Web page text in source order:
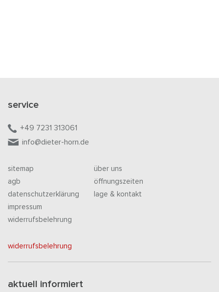
service
+49 7231 313061
info@dieter-horn.de
sitemap
agb
datenschutzerklärung
impressum
widerrufsbelehrung
über uns
öffnungszeiten
lage & kontakt
widerrufsbelehrung
aktuell informiert